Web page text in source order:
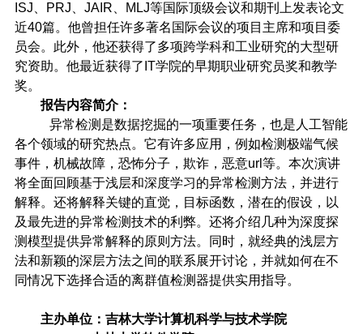
ISJ
PRJ JAIR MLJ等国际顶级会议和期刊上发表论文
近40篇。他曾担任许多著名国际会议的项目主席和项目委
员会。此外，他还获得了多项跨学科和工业研究的大型研
究资助。他最近获得了 IT学院的早期职业研究员奖和教学
奖。
报告内容简介：
异常检测是数据挖掘的一项重要任务，也是人工智能
各个领域的研究热点。它有许多应用，例如检测极端气候
事件，机械故障，恐怖分子，欺诈，恶意url 等。本次演讲
将全面回顾基于浅层和深度学习的异常检测方法，并进行
解释。还将解释关键的直觉，目标函数，潜在的假设，以
及最先进的异常检测技术的利弊。还将介绍几种为深度探
测模型提供异常解释的原则方法。同时，就经典的浅层方
法和新颖的深层方法之间的联系展开讨论，并就如何在不
同情况下选择合适的离群值检测器提供实用指导。
主办单位：吉林大学计算机科学与技术学院